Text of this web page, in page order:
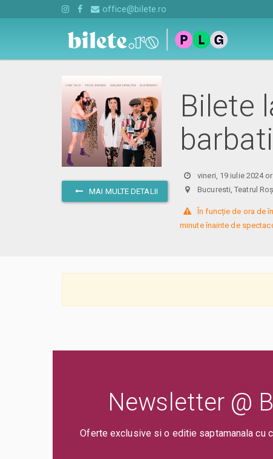
office@bilete.ro
MAI MULTE DETALII
Bilete
vineri, 19 iulie 2024
Bucuresti, Teatrul
În funcție de ora de
minute înainte de
Newsletter @
Oferte exclusive si o editie saptamanala cu